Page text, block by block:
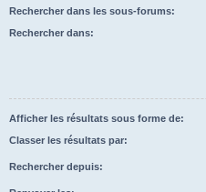
Rechercher dans les sous-forums:
Rechercher dans:
Afficher les résultats sous forme de:
Classer les résultats par:
Rechercher depuis: